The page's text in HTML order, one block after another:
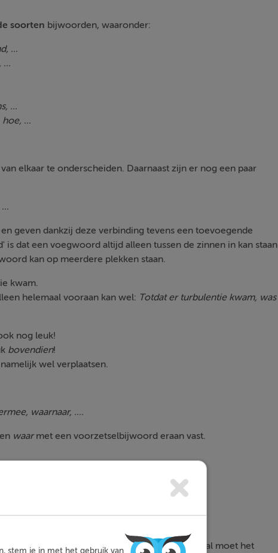
soorten bijwoorden, waaronder:
...
...
...
...
elkaar te onderscheiden. Daarnaast zijn er nog een paar
geven dankzij deze verbinding tevens een toevoegende
dat een voegwoord altijd alleen tussen de zinnen in kan staan
kan op meerdere plekken staan.
kwam.
helemaal vooraan kan wel: Totdat er turbulentie kwam, was
nog leuk!
bovendien!
wel verplaatsen.
waarnaar, ....
enwaarmet een voorzetselbijwoord eraan vast.
voorzetsel maar een bijwoord. In dat het geval moet het
stem je in met het gebruik van